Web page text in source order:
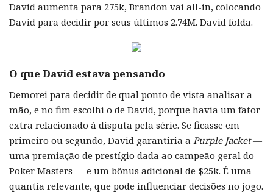
David aumenta para 275k, Brandon vai all-in, colocando
David para decidir por seus últimos 2.74M. David folda.
O que David estava pensando
Demorei para decidir de qual ponto de vista analisar a
mão, e no fim escolhi o de David, porque havia um fator
extra relacionado à disputa pela série. Se ficasse em
primeiro ou segundo, David garantiria a Purple Jacket—
uma premiação de prestígio dada ao campeão geral do
Poker Masters — e um bônus adicional de $25k. É uma
quantia relevante, que pode influenciar decisões no jogo.